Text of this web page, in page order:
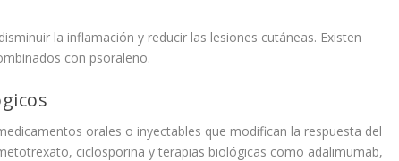
la inflamación y reducir las lesiones cutáneas. Existen
con psoraleno.
orales o inyectables que modifican la respuesta del
ciclosporina y terapias biológicas como adalimumab,